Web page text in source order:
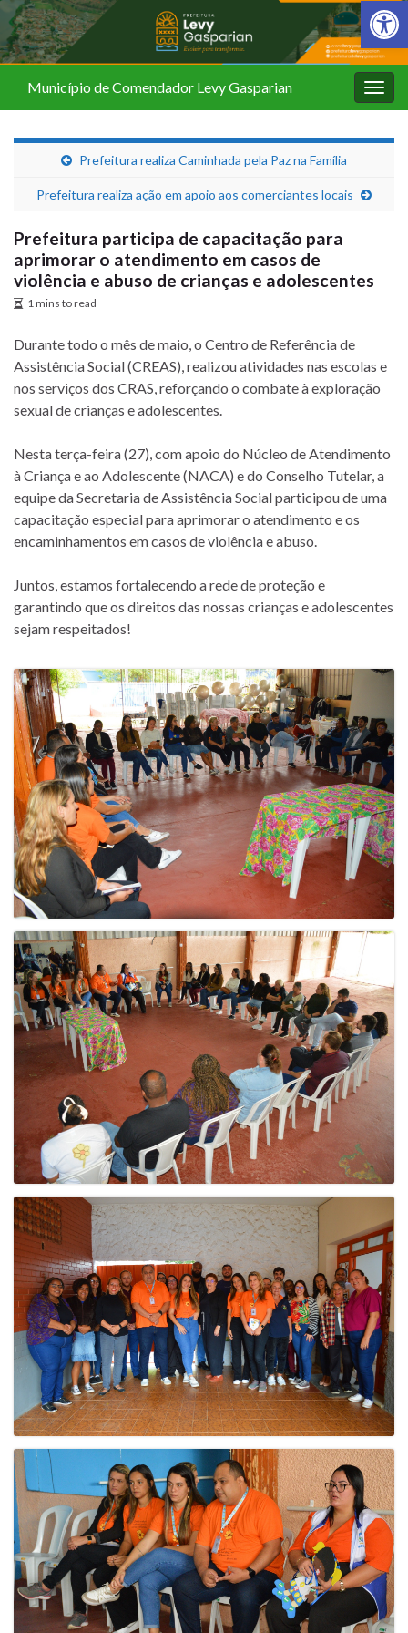
Barra de
Município de Comendador Levy Gasparian
Prefeitura realiza Caminhada pela Paz na Família
Prefeitura realiza ação em apoio aos comerciantes locais
Prefeitura participa de capacitação para
aprimorar o atendimento em casos de
violência e abuso de crianças e adolescentes
1 mins to read
Durante todo o mês de maio, o Centro de Referência de
Assistência Social (CREAS), realizou atividades nas escolas e
nos serviços dos CRAS, reforçando o combate à exploração
sexual de crianças e adolescentes.
Nesta terça-feira (27), com apoio do Núcleo de Atendimento
à Criança e ao Adolescente (NACA) e do Conselho Tutelar, a
equipe da Secretaria de Assistência Social participou de uma
capacitação especial para aprimorar o atendimento e os
encaminhamentos em casos de violência e abuso.
Juntos, estamos fortalecendo a rede de proteção e
garantindo que os direitos das nossas crianças e adolescentes
sejam respeitados!